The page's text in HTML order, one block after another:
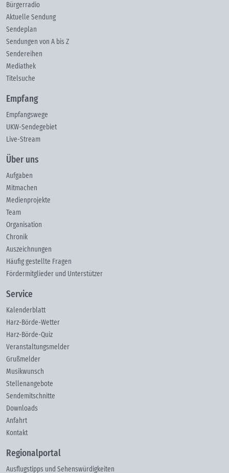
Bürgerradio
Aktuelle Sendung
Sendeplan
Sendungen von A bis Z
Sendereihen
Mediathek
Titelsuche
Empfang
Empfangswege
UKW-Sendegebiet
Live-Stream
Über uns
Aufgaben
Mitmachen
Medienprojekte
Team
Organisation
Chronik
Auszeichnungen
Häufig gestellte Fragen
Fördermitglieder und Unterstützer
Service
Kalenderblatt
Harz-Börde-Wetter
Harz-Börde-Quiz
Veranstaltungsmelder
Grußmelder
Musikwunsch
Stellenangebote
Sendemitschnitte
Downloads
Anfahrt
Kontakt
Regionalportal
Ausflugstipps und Sehenswürdigkeiten